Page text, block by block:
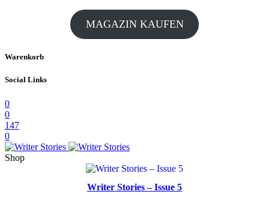
MAGAZIN KAUFEN
Warenkorb
Social Links
0
0
147
0
Shop
Writer Stories – Issue 5